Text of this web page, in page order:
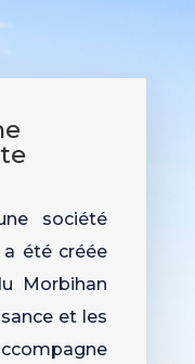
société
a été créée
Morbihan
et les